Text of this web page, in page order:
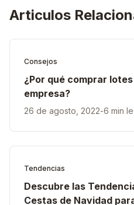
Articulos
Consejos
¿Por qué comprar
empresa?
26 de agosto, 2022-6 min
Tendencias
Descubre las
Cestas de Navidad